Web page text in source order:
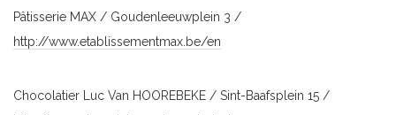
Pâtisserie MAX / Goudenleeuwplein 3 /
http://www.etablissementmax.be/en
Chocolatier Luc Van HOOREBEKE / Sint-Baafsplein 15 /